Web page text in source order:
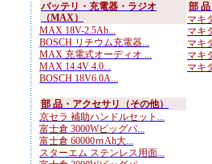
バッテリ・充電器・ラジオ
（MAX）
MAX 18V-2.5Ah...
BOSCH リチウム充電器...
MAX 充電式オーディオ ...
MAX 14.4V 4.0...
BOSCH 18V6.0A...
部
マキ
マキ
マキ
マキ
マキ
部 品・アクセサリ（その他）
京セラ 補助ハンドルセット...
富士倉 3000Wビッグパ...
富士倉 60000ｍAh大...
スターエム ステンレス用面...